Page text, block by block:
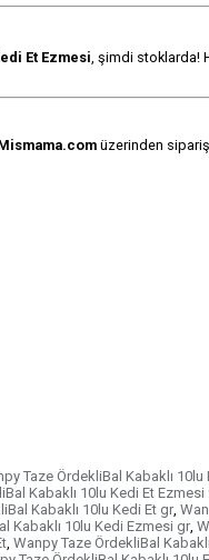
Et Ezmesi, şimdi stoklarda!
üzerinden
Taze ÖrdekliBal Kabaklı 10lu
Kabaklı 10lu Kedi Et Ezmesi
Kabaklı 10lu Kedi Et gr,
Kabaklı 10lu Kedi Ezmesi gr,
, Wanpy Taze ÖrdekliBal